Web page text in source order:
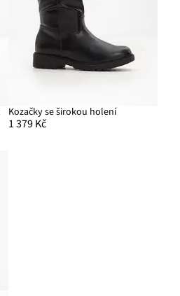
Kozačky se širokou holení
1 379 Kč